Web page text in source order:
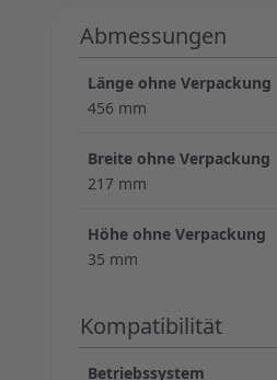
Abmessungen
Länge ohne Verpackung
456 mm
Breite ohne Verpackung
217 mm
Höhe ohne Verpackung
35 mm
Kompatibilität
Betriebssystem